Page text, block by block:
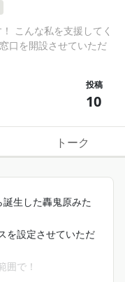
こんな私を支援してく
口を開設させていただ
投稿
10
トーク
生した轟鬼原みた
を設定させていただ
囲で！